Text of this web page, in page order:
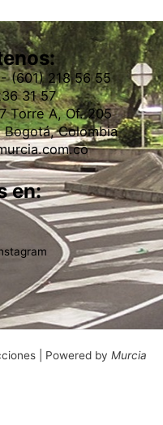
(601) 218 56 55
31 57
Torre A, Of. 205
Colombia
en:
| Powered by Murcia